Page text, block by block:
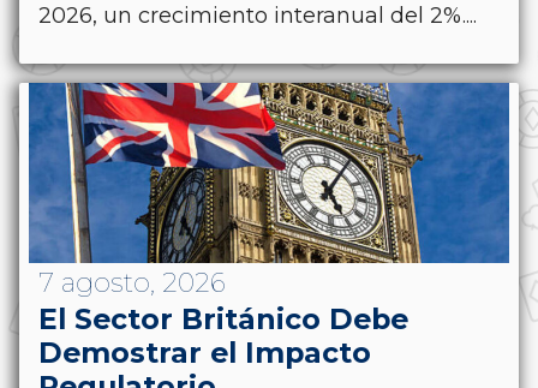
2026, un crecimiento interanual del 2%....
7 agosto, 2026
El Sector Británico Debe
Demostrar el Impacto